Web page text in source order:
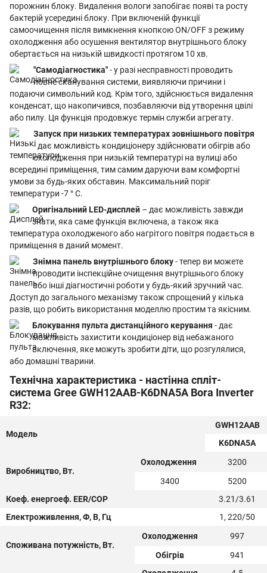
порожнин блоку. Видалення вологи запобігає появі та росту
бактерій усередині блоку. При включеній функції
самоочищення після вимкнення кнопкою ON/OFF з режиму
охолодження або осушення вентилятор внутрішнього блоку
обертається на низькій швидкості протягом 10 хв.
"Самодіагностика"- у разі несправності проводить
повне сканування системи, виявляючи причини і
подаючи символьний код. Крім того, здійснюється видалення
конденсат, що накопичився, позбавляючи від утворення цвілі
або пилу. Ця функція продовжує термін служби агрегату.
Запуск при низьких температурах зовнішнього повітря
- дає можливість кондиціонеру здійснювати обігрів або
охолодження при низькій температурі на вулиці або
всередині приміщення, тим самим даруючи вам комфортні
умови за будь-яких обставин. Максимальний поріг
температури -7 ° С.
Оригінальний LED-дисплей – дає можливість завжди
знати, яка саме функція включена, а також яка
температура охолодженого або нагрітого повітря подається в
приміщення в даний момент.
Знімна панель внутрішнього блоку- тепер ви можете
проводити інспекційне очищення внутрішнього блоку
або інші діагностичні роботи у будь-який зручний час.
Доступ до загального механізму також спрощений у кілька
разів, що робить використання моделлю простим та якісним.
Блокування пульта дистанційного керування - дає
можливість захистити кондиціонер від небажаного
включення, яке можуть зробити діти, що розгулялися,
або домашні тварини.
Технічна характеристика - настінна спліт-
система Gree GWH12AAB-K6DNA5A Bora Inverter
R32:
Модель
GWH12AAB
K6DNA5A
Виробництво, Вт.
Охолодження
3200
3400
5200
Коеф. енергоеф. EER/COP
3.21/3.61
Електроживлення, Ф, В, Гц
1, 220/50
Споживана потужність, Вт.
Охолодження
997
Обігрів
941